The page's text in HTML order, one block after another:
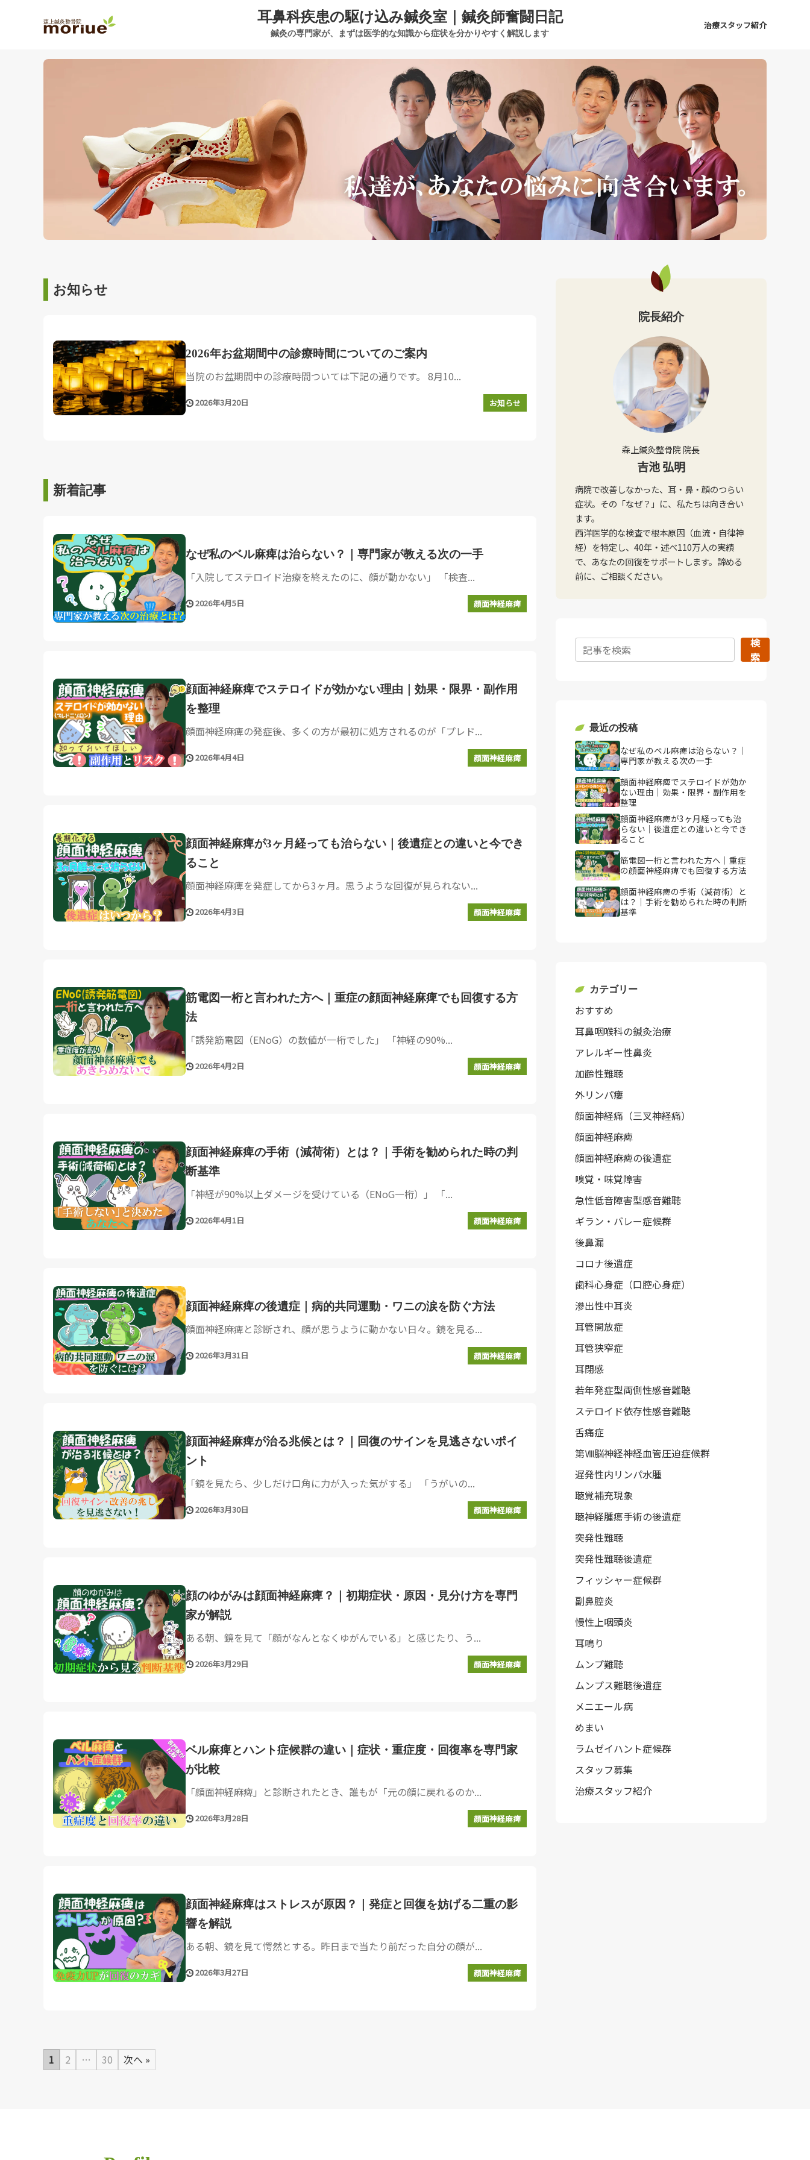
耳鼻科疾患の駆け込み鍼灸室｜鍼灸師奮闘日記
鍼灸の専門家が、まずは医学的な知識から症状を分かりやすく解説します
治療スタッフ紹介
お知らせ
2026年お盆期間中の診療時間についてのご案内
当院のお盆期間中の診療時間ついては下記の通りです。 8月10...
2026年3月20日 お知らせ
新着記事
なぜ私のベル麻痺は治らない？｜専門家が教える次の一手
「入院してステロイド治療を終えたのに、顔が動かない」 「検査...
2026年4月5日 顔面神経麻痺
顔面神経麻痺でステロイドが効かない理由｜効果・限界・副作用
を整理
顔面神経麻痺の発症後、多くの方が最初に処方されるのが「プレド...
2026年4月4日 顔面神経麻痺
顔面神経麻痺が3ヶ月経っても治らない｜後遺症との違いと今でき
ること
顔面神経麻痺を発症してから3ヶ月。思うような回復が見られない...
2026年4月3日 顔面神経麻痺
筋電図一桁と言われた方へ｜重症の顔面神経麻痺でも回復する方
法
「誘発筋電図（ENoG）の数値が一桁でした」 「神経の90%...
2026年4月2日 顔面神経麻痺
顔面神経麻痺の手術（減荷術）とは？｜手術を勧められた時の判
断基準
「神経が90%以上ダメージを受けている（ENoG一桁）」 「...
2026年4月1日 顔面神経麻痺
顔面神経麻痺の後遺症｜病的共同運動・ワニの涙を防ぐ方法
顔面神経麻痺と診断され、顔が思うように動かない日々。鏡を見る...
2026年3月31日 顔面神経麻痺
顔面神経麻痺が治る兆候とは？｜回復のサインを見逃さないポイ
ント
「鏡を見たら、少しだけ口角に力が入った気がする」 「うがいの...
2026年3月30日 顔面神経麻痺
顔のゆがみは顔面神経麻痺？｜初期症状・原因・見分け方を専門
家が解説
ある朝、鏡を見て「顔がなんとなくゆがんでいる」と感じたり、う...
2026年3月29日 顔面神経麻痺
ベル麻痺とハント症候群の違い｜症状・重症度・回復率を専門家
が比較
「顔面神経麻痺」と診断されたとき、誰もが「元の顔に戻れるのか...
2026年3月28日 顔面神経麻痺
顔面神経麻痺はストレスが原因？｜発症と回復を妨げる二重の影
響を解説
ある朝、鏡を見て愕然とする。昨日まで当たり前だった自分の顔が...
2026年3月27日 顔面神経麻痺
1 2 … 30 次へ »
院長紹介
森上鍼灸整骨院 院長
吉池 弘明
病院で改善しなかった、耳・鼻・顔のつらい
症状。その「なぜ？」に、私たちは向き合い
ます。
西洋医学的な検査で根本原因（血流・自律神
経）を特定し、40年・述べ110万人の実績
で、あなたの回復をサポートします。諦める
前に、ご相談ください。
検
索
最近の投稿
なぜ私のベル麻痺は治らない？｜
専門家が教える次の一手
顔面神経麻痺でステロイドが効か
ない理由｜効果・限界・副作用を
整理
顔面神経麻痺が3ヶ月経っても治
らない｜後遺症との違いと今でき
ること
筋電図一桁と言われた方へ｜重症
の顔面神経麻痺でも回復する方法
顔面神経麻痺の手術（減荷術）と
は？｜手術を勧められた時の判断
基準
カテゴリー
おすすめ
耳鼻咽喉科の鍼灸治療
アレルギー性鼻炎
加齢性難聴
外リンパ瘻
顔面神経痛（三叉神経痛）
顔面神経麻痺
顔面神経麻痺の後遺症
嗅覚・味覚障害
急性低音障害型感音難聴
ギラン・バレー症候群
後鼻漏
コロナ後遺症
歯科心身症（口腔心身症）
滲出性中耳炎
耳管開放症
耳管狭窄症
耳閉感
若年発症型両側性感音難聴
ステロイド依存性感音難聴
舌痛症
第Ⅷ脳神経神経血管圧迫症候群
遅発性内リンパ水腫
聴覚補充現象
聴神経腫瘍手術の後遺症
突発性難聴
突発性難聴後遺症
フィッシャー症候群
副鼻腔炎
慢性上咽頭炎
耳鳴り
ムンプ難聴
ムンプス難聴後遺症
メニエール病
めまい
ラムゼイハント症候群
スタッフ募集
治療スタッフ紹介